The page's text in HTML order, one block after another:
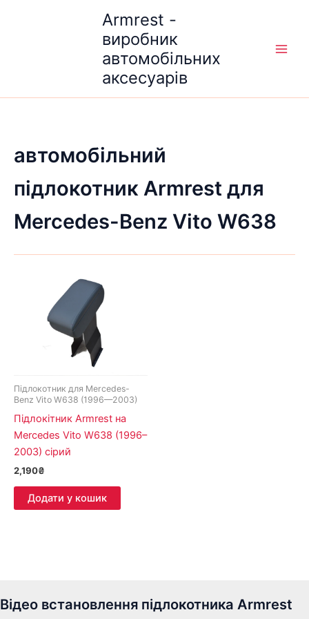
Armrest -
виробник
автомобільних
аксесуарів
автомобільний
підлокотник Armrest для
Mercedes-Benz Vito W638
Підлокотник для Mercedes-
Benz Vito W638 (1996—2003)
Підлокітник Armrest на
Mercedes Vito W638 (1996–
2003) сірий
2,190₴
Додати у кошик
Відео встановлення підлокотника Armrest